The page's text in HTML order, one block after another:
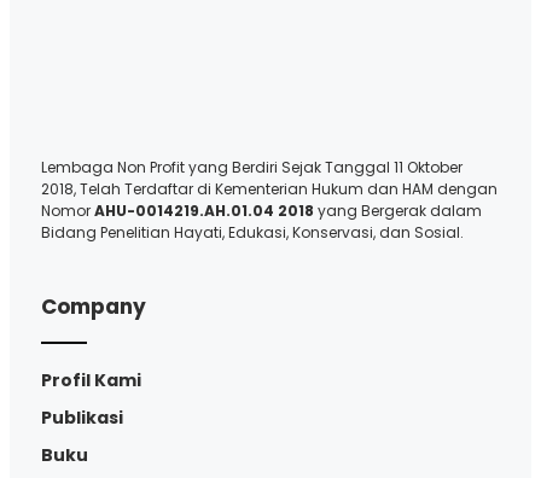
Lembaga Non Profit yang Berdiri Sejak Tanggal 11 Oktober
2018, Telah Terdaftar di Kementerian Hukum dan HAM dengan
NomorAHU-0014219.AH.01.04 2018 yang Bergerak dalam
Bidang Penelitian Hayati, Edukasi, Konservasi, dan Sosial.
Company
Profil Kami
Publikasi
Buku